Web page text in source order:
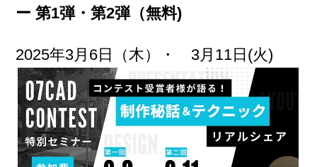
ー 第1弾・第2弾（無料)
2025年3月6日（木）・ 3月11日(火)